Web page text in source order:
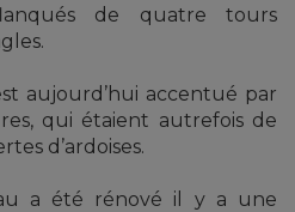
de quatre tours
aujourd’hui accentué par
qui étaient autrefois de
d’ardoises.
a été rénové il y a une